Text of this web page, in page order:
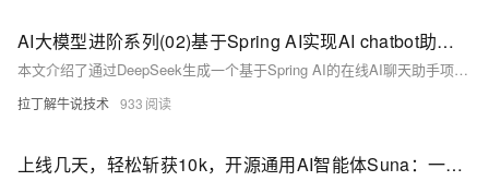
AI大模型进阶系列(02)基于Spring AI实现AI chatbot助理|一句话让deepseek实现
本文介绍了通过DeepSeek生成一个基于Spring AI的在线AI聊天助手项目的全过程。项目采用JDK17+Spring AI+Thymeleaf+Spring Web技术栈，实现了一个简单的聊天界面，用户可输入内容并获得DeepSeek返回的结果。文章详细描述了从需求明确、项目结构设计到配置参数启动的步骤，并展示了核心代码片段如pom.xml、application.properties及主要Java类文件。尽管功能简单，但体现了AI在编程领域的高效应用，未来有望进一步优化上下文记忆等功能，提升开发体验与效率。
拉丁解牛说技术 933
上线几天，轻松斩获10k，开源通用AI智能体Suna：一句话自动处理Excel/爬数据/写报告，程序员私人助理诞生！